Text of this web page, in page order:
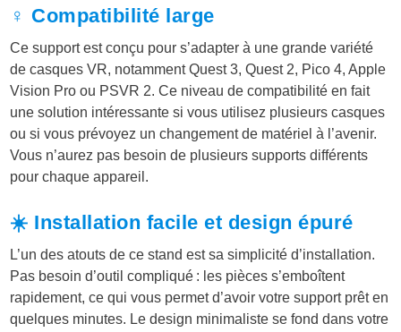
♀️ Compatibilité large
Ce support est conçu pour s’adapter à une grande variété
de casques VR, notamment Quest 3, Quest 2, Pico 4, Apple
Vision Pro ou PSVR 2. Ce niveau de compatibilité en fait
une solution intéressante si vous utilisez plusieurs casques
ou si vous prévoyez un changement de matériel à l’avenir.
Vous n’aurez pas besoin de plusieurs supports différents
pour chaque appareil.
☀️ Installation facile et design épuré
L’un des atouts de ce stand est sa simplicité d’installation.
Pas besoin d’outil compliqué : les pièces s’emboîtent
rapidement, ce qui vous permet d’avoir votre support prêt en
quelques minutes. Le design minimaliste se fond dans votre